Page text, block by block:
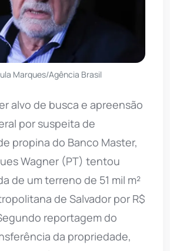
Marques/Agência Brasil
alvo de busca e apreensão
por suspeita de
propina do Banco Master,
Wagner (PT) tentou
de um terreno de 51 mil m²
de Salvador por R$
reportagem do
da propriedade,